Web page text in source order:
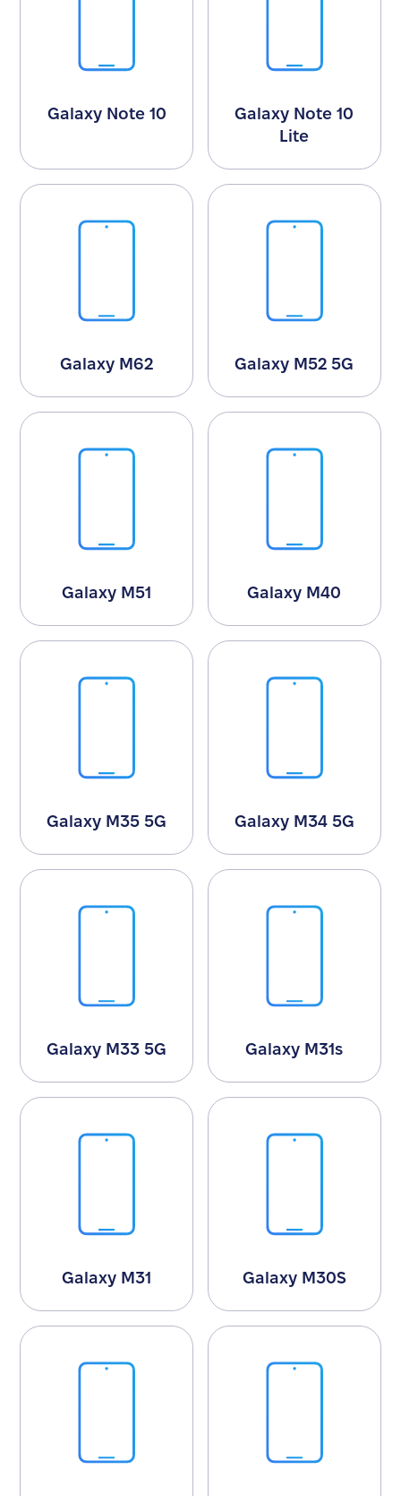
Galaxy Note 10
Galaxy Note 10
Lite
Galaxy M62 Galaxy M52 5G
Galaxy M51 Galaxy M40
Galaxy M35 5G Galaxy M34 5G
Galaxy M33 5G Galaxy M31s
Galaxy M31 Galaxy M30S